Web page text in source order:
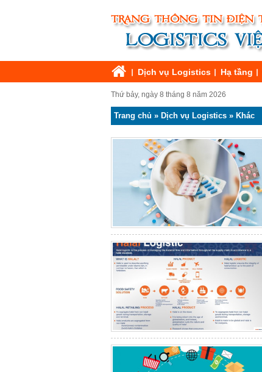
Dịch vụ Logistics Hạ tầng
Thứ bảy, ngày 8 tháng 8 năm 2026
Trang chủ » Dịch vụ Logistics » Khác